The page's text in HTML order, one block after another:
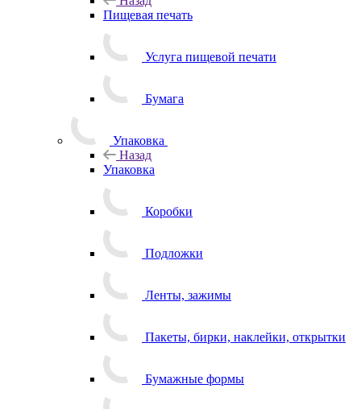
Пищевая печать
Услуга пищевой печати
Бумага
Упаковка
Назад
Упаковка
Коробки
Подложки
Ленты, зажимы
Пакеты, бирки, наклейки, открытки
Бумажные формы